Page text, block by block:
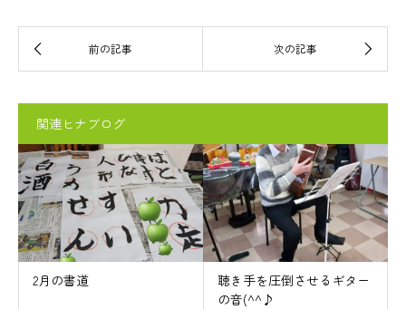
関連ヒナブログ
2月の書道
聴き手を圧倒させるギター
の音(^^♪